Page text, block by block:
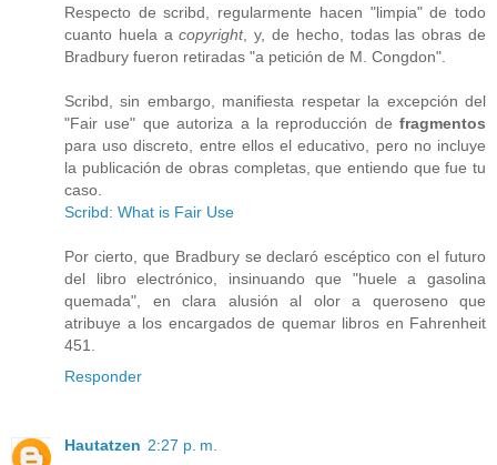
Respecto de scribd, regularmente hacen "limpia" de todo
cuanto huela acopyright, y, de hecho, todas las obras de
Bradbury fueron retiradas "a petición de M. Congdon".
Scribd, sin embargo, manifiesta respetar la excepción del
"Fair use" que autoriza a la reproducción de fragmentos
para uso discreto, entre ellos el educativo, pero no incluye
la publicación de obras completas, que entiendo que fue tu
caso.
Scribd: What is Fair Use
Por cierto, que Bradbury se declaró escéptico con el futuro
del libro electrónico, insinuando que "huele a gasolina
quemada", en clara alusión al olor a queroseno que
atribuye a los encargados de quemar libros en Fahrenheit
451.
Responder
Hautatzen 2:27 p. m.